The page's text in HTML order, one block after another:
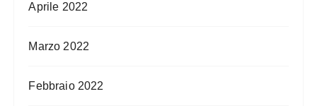
Aprile 2022
Marzo 2022
Febbraio 2022